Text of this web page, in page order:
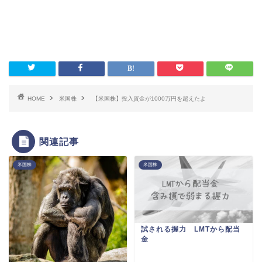
HOME 米国株 【米国株】投入資金が1000万円を超えたよ
関連記事
米国株 米国株
試される握力 LMTから配当
金